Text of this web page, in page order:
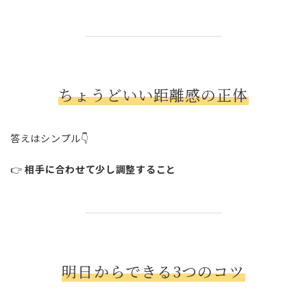
ちょうどいい距離感の正体
答えはシンプル👇
👉相手に合わせて少し調整すること
明日からできる3つのコツ